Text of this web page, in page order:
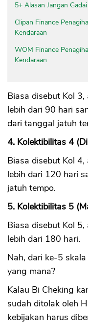
5+ Alasan Jangan
Clipan Finance
Kendaraan
WOM Finance
Kendaraan
Biasa disebut Kol
lebih dari 90 hari
dari tanggal jatuh
4. Kolektibilitas 4
Biasa disebut Kol
lebih dari 120 hari
jatuh tempo.
5. Kolektibilitas 5
Biasa disebut Kol
lebih dari 180 hari.
Nah, dari ke-5
yang mana?
Kalau Bi Cheking
sudah ditolak oleh
kebijakan harus